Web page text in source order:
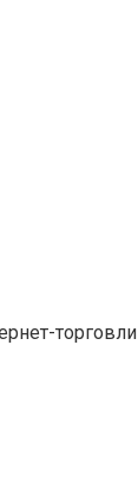
торговли